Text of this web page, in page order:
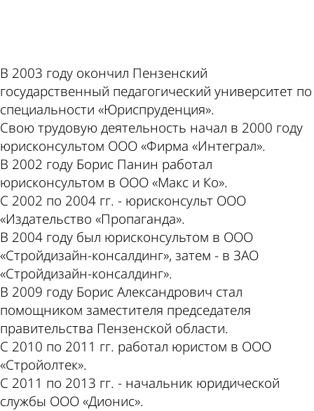
В 2003 году окончил Пензенский
государственный педагогический университет по
специальности «Юриспруденция».
Свою трудовую деятельность начал в 2000 году
юрисконсультом ООО «Фирма «Интеграл».
В 2002 году Борис Панин работал
юрисконсультом в ООО «Макс и Ко».
С 2002 по 2004 гг. - юрисконсульт ООО
«Издательство «Пропаганда».
В 2004 году был юрисконсультом в ООО
«Стройдизайн-консалдинг», затем - в ЗАО
«Стройдизайн-консалдинг».
В 2009 году Борис Александрович стал
помощником заместителя председателя
правительства Пензенской области.
С 2010 по 2011 гг. работал юристом в ООО
«Стройолтек».
С 2011 по 2013 гг. - начальник юридической
службы ООО «Дионис».